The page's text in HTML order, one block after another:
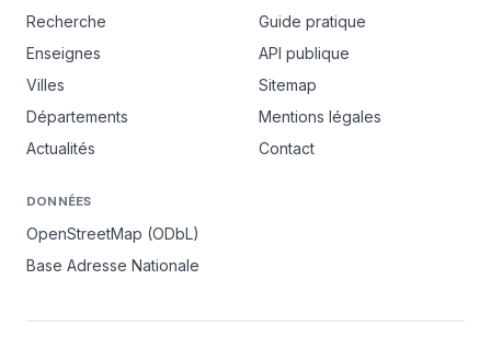
Recherche
Enseignes
Villes
Départements
Actualités
Guide pratique
API publique
Sitemap
Mentions légales
Contact
DONNÉES
OpenStreetMap (ODbL)
Base Adresse Nationale